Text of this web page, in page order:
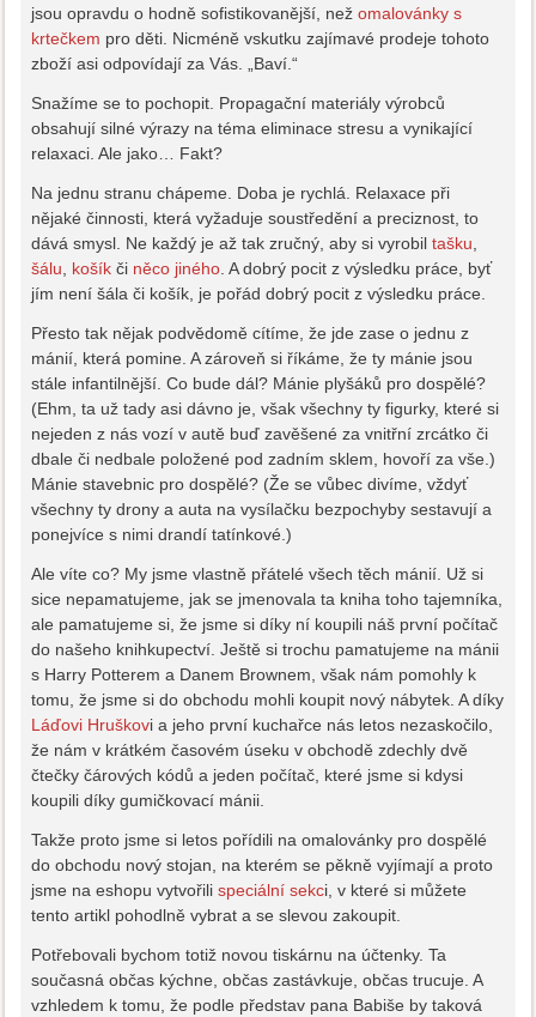
jsou opravdu o hodně sofistikovanější, nežomalovánky s
krtečkem pro děti. Nicméně vskutku zajímavé prodeje tohoto
zboží asi odpovídají za Vás. „Baví.“
Snažíme se to pochopit. Propagační materiály výrobců
obsahují silné výrazy na téma eliminace stresu a vynikající
relaxaci. Ale jako… Fakt?
Na jednu stranu chápeme. Doba je rychlá. Relaxace při
nějaké činnosti, která vyžaduje soustředění a preciznost, to
dává smysl. Ne každý je až tak zručný, aby si vyrobiltašku,
šálu, košík či něco jiného. A dobrý pocit z výsledku práce, byť
jím není šála či košík, je pořád dobrý pocit z výsledku práce.
Přesto tak nějak podvědomě cítíme, že jde zase o jednu z
mánií, která pomine. A zároveň si říkáme, že ty mánie jsou
stále infantilnější. Co bude dál? Mánie plyšáků pro dospělé?
(Ehm, ta už tady asi dávno je, však všechny ty figurky, které si
nejeden z nás vozí v autě buď zavěšené za vnitřní zrcátko či
dbale či nedbale položené pod zadním sklem, hovoří za vše.)
Mánie stavebnic pro dospělé? (Že se vůbec divíme, vždyť
všechny ty drony a auta na vysílačku bezpochyby sestavují a
ponejvíce s nimi drandí tatínkové.)
Ale víte co? My jsme vlastně přátelé všech těch mánií. Už si
sice nepamatujeme, jak se jmenovala ta kniha toho tajemníka,
ale pamatujeme si, že jsme si díky ní koupili náš první počítač
do našeho knihkupectví. Ještě si trochu pamatujeme na mánii
s Harry Potterem a Danem Brownem, však nám pomohly k
tomu, že jsme si do obchodu mohli koupit nový nábytek. A díky
Láďovi Hruškovi a jeho první kuchařce nás letos nezaskočilo,
že nám v krátkém časovém úseku v obchodě zdechly dvě
čtečky čárových kódů a jeden počítač, které jsme si kdysi
koupili díky gumičkovací mánii.
Takže proto jsme si letos pořídili na omalovánky pro dospělé
do obchodu nový stojan, na kterém se pěkně vyjímají a proto
jsme na eshopu vytvořilispeciální sekci, v které si můžete
tento artikl pohodlně vybrat a se slevou zakoupit.
Potřebovali bychom totiž novou tiskárnu na účtenky. Ta
současná občas kýchne, občas zastávkuje, občas trucuje. A
vzhledem k tomu, že podle představ pana Babiše by taková